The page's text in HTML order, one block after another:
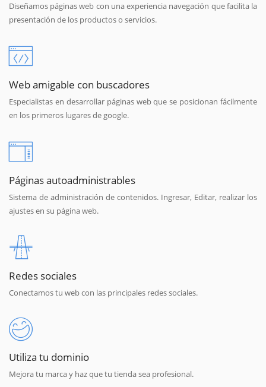
Diseñamos páginas web con una experiencia navegación que facilita la
presentación de los productos o servicios.
Web amigable con buscadores
Especialistas en desarrollar páginas web que se posicionan fácilmente
en los primeros lugares de google.
Páginas autoadministrables
Sistema de administración de contenidos. Ingresar, Editar, realizar los
ajustes en su página web.
Redes sociales
Conectamos tu web con las principales redes sociales.
Utiliza tu dominio
Mejora tu marca y haz que tu tienda sea profesional.